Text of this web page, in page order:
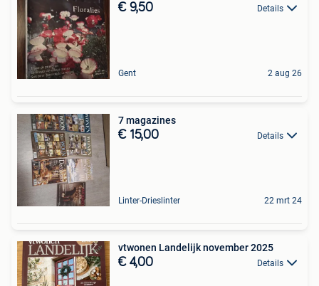
€ 9,50 Details
Gent 2 aug 26
7 magazines
€ 15,00 Details
Linter-Drieslinter 22 mrt 24
vtwonen Landelijk november 2025
€ 4,00 Details